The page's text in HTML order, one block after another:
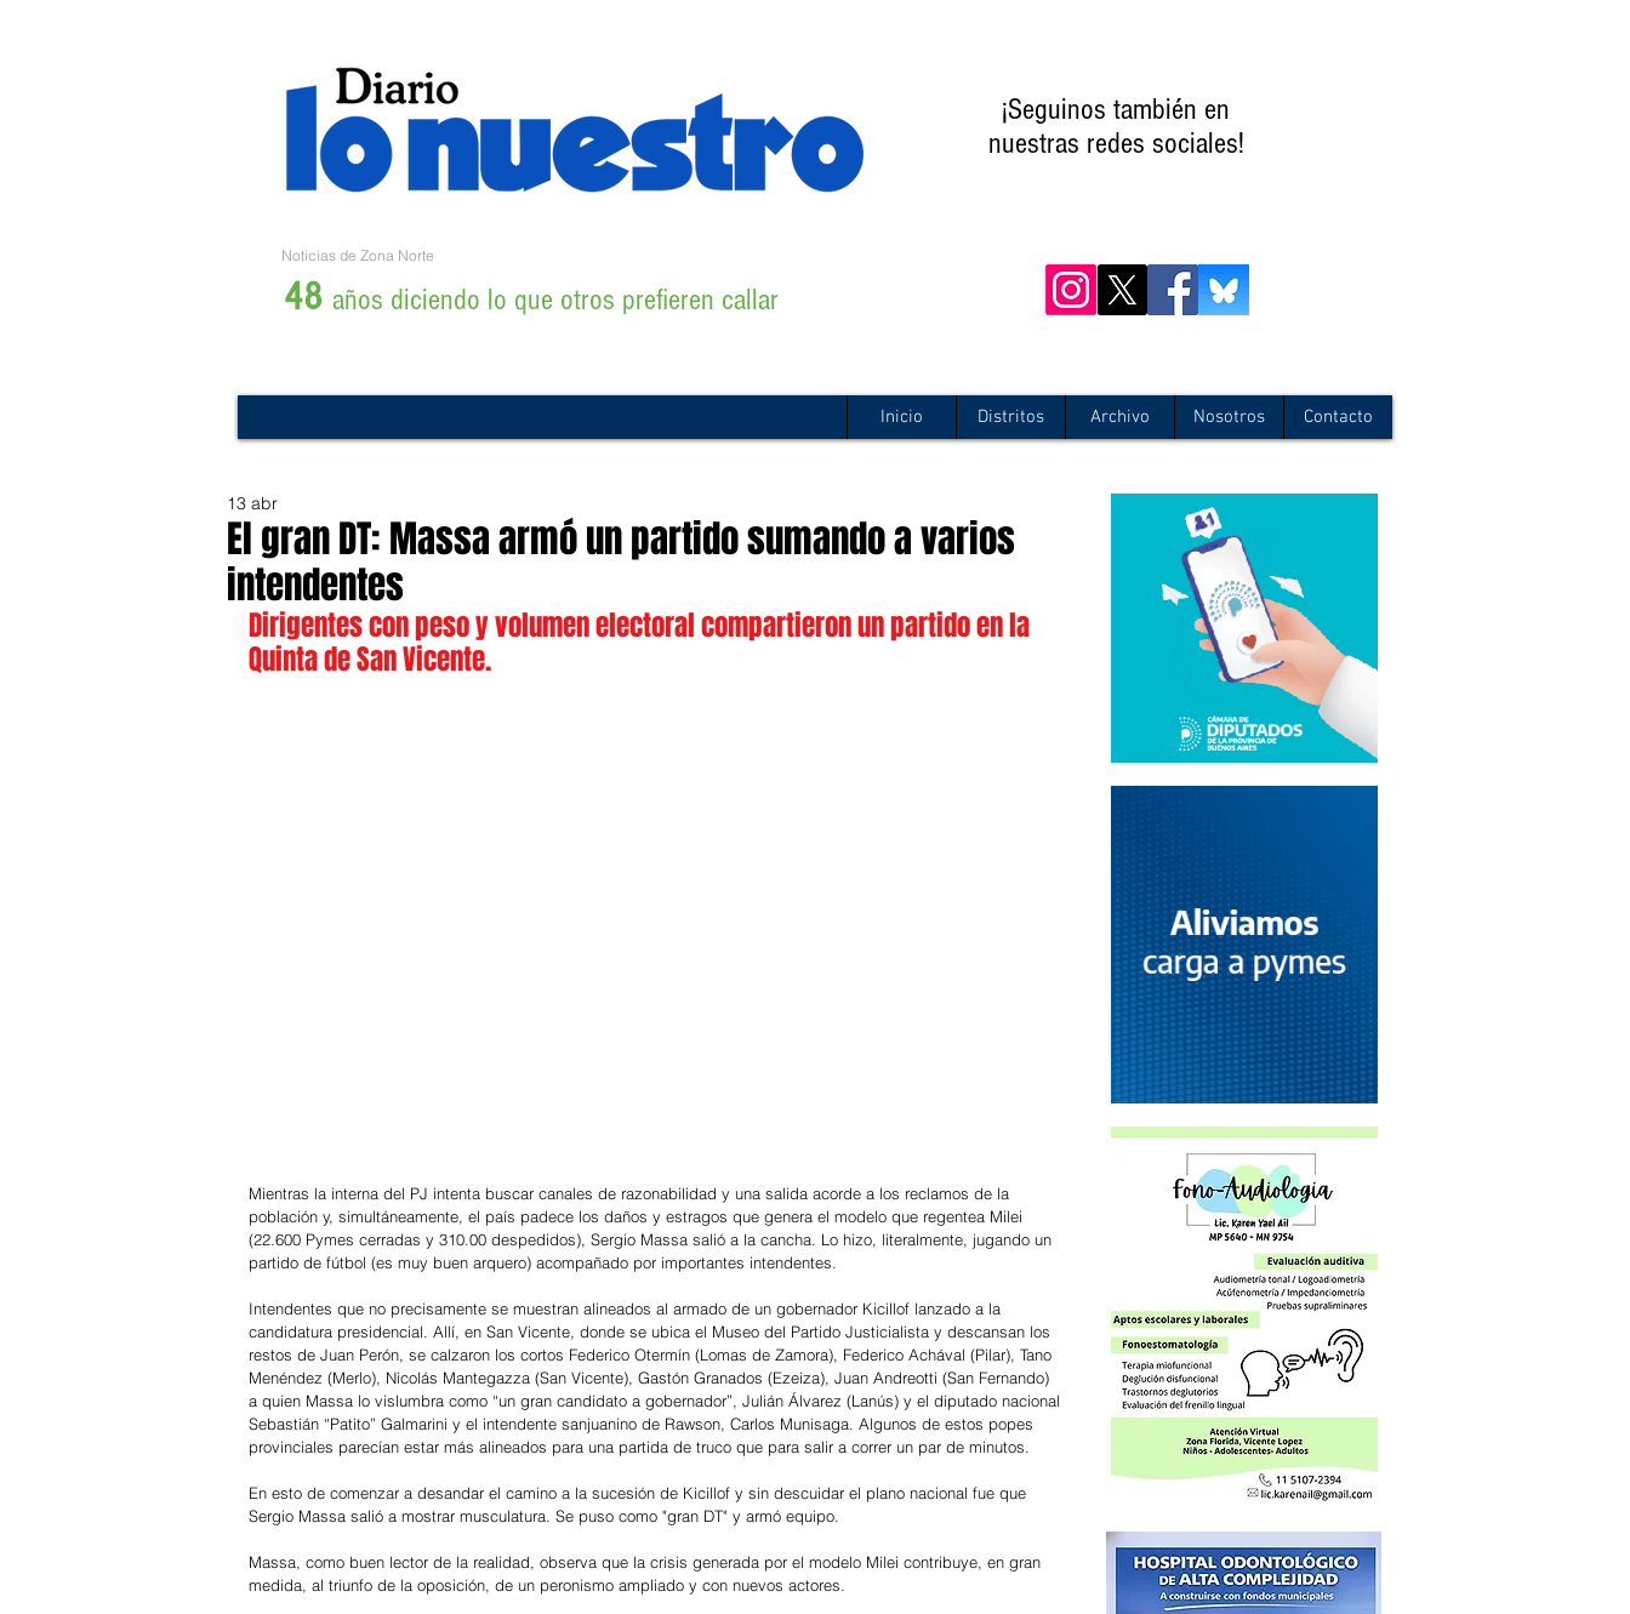
¡Seguinos también en
nuestras redes sociales!
Noticias de Zona Norte
48 años diciendo lo que otros prefieren callar
Inicio Distritos Archivo Nosotros Contacto
El gran DT: Massa armó un partido sumando a varios
intendentes
13 abr
Dirigentes con peso y volumen electoral compartieron un partido en la
Quinta de San Vicente.
Mientras la interna del PJ intenta buscar canales de razonabilidad y una salida acorde a los reclamos de la
población y, simultáneamente, el país padece los daños y estragos que genera el modelo que regentea Milei
(22.600 Pymes cerradas y 310.00 despedidos), Sergio Massa salió a la cancha. Lo hizo, literalmente, jugando un
partido de fútbol (es muy buen arquero) acompañado por importantes intendentes.
Intendentes que no precisamente se muestran alineados al armado de un gobernador Kicillof lanzado a la
candidatura presidencial. Allí, en San Vicente, donde se ubica el Museo del Partido Justicialista y descansan los
restos de Juan Perón, se calzaron los cortos Federico Otermín (Lomas de Zamora), Federico Achával (Pilar), Tano
Menéndez (Merlo), Nicolás Mantegazza (San Vicente), Gastón Granados (Ezeiza), Juan Andreotti (San Fernando)
a quien Massa lo vislumbra como “un gran candidato a gobernador”, Julián Álvarez (Lanús) y el diputado nacional
Sebastián “Patito” Galmarini y el intendente sanjuanino de Rawson, Carlos Munisaga. Algunos de estos popes
provinciales parecían estar más alineados para una partida de truco que para salir a correr un par de minutos.
En esto de comenzar a desandar el camino a la sucesión de Kicillof y sin descuidar el plano nacional fue que
Sergio Massa salió a mostrar musculatura. Se puso como "gran DT" y armó equipo.
Massa, como buen lector de la realidad, observa que la crisis generada por el modelo Milei contribuye, en gran
medida, al triunfo de la oposición, de un peronismo ampliado y con nuevos actores.